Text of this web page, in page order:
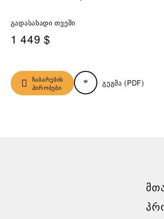
გადასახადი თვეში
1 449 $
ჩაბარების
პირობები
გეგმა (PDF)